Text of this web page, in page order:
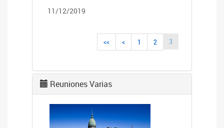
11/12/2019
<< < 1 2 3
Reuniones Varias